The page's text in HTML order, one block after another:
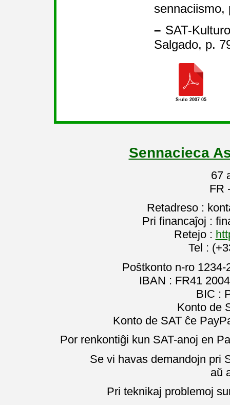
– SAT-
Salgado, p.
S-ulo 2007 05
Sennacieca
67
FR
Retadreso :
Pri financaĵoj :
Retejo :
Tel :
Poŝtkonto n-ro
IBAN : FR41
BIC :
Konto de
Konto de SAT ĉe
Por renkontiĝi kun SAT-anoj en
Se vi havas demandojn pri
aŭ
Pri teknikaj problemoj